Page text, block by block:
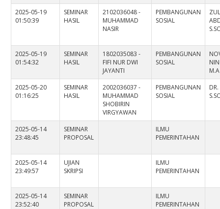
2025-05-19
01:50:39
SEMINAR
HASIL
2102036048 -
MUHAMMAD
NASIR
PEMBANGUNAN
SOSIAL
2025-05-19
01:54:32
SEMINAR
HASIL
1802035083 -
FIFI NUR DWI
JAYANTI
PEMBANGUNAN
SOSIAL
M.A
2025-05-20
01:16:25
SEMINAR
HASIL
2002036037 -
MUHAMMAD
SHOBIRIN
VIRGYAWAN
PEMBANGUNAN
SOSIAL
2025-05-14
23:48:45
SEMINAR
PROPOSAL
ILMU
PEMERINTAHAN
2025-05-14
23:49:57
UJIAN
SKRIPSI
ILMU
PEMERINTAHAN
2025-05-14
23:52:40
SEMINAR
PROPOSAL
ILMU
PEMERINTAHAN